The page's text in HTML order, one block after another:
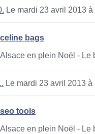
Le mardi 23 avril 2013
celine bags
Alsace en plein Noël - Le
Le mardi 23 avril 2013 à
seo tools
Alsace en plein Noël - Le